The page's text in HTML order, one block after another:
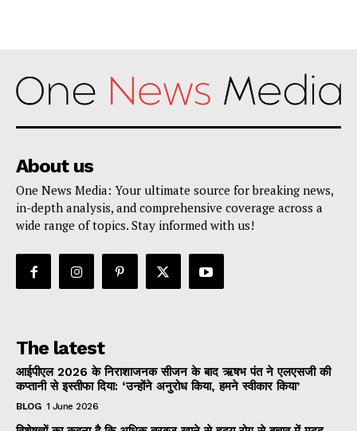
About us
One News Media: Your ultimate source for breaking news,
in-depth analysis, and comprehensive coverage across a
wide range of topics. Stay informed with us!
The latest
आईपीएल 2026 के निराशाजनक सीजन के बाद ऋषभ पंत ने एलएसजी की
कप्तानी से इस्तीफा दिया: ‘उन्होंने अनुरोध किया, हमने स्वीकार किया’
BLOG 1 June 2026